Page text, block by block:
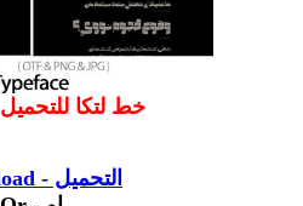
خط لتكا للتحميل Letellka
التحميل - Download